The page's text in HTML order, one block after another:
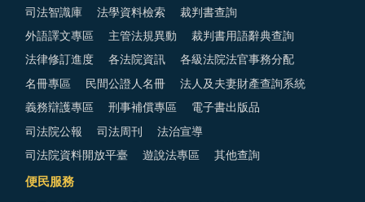
司法智識庫 法學資料檢索 裁判書查詢
外語譯文專區 主管法規異動 裁判書用語辭典查詢
法律修訂進度 各法院資訊 各級法院法官事務分配
名冊專區 民間公證人名冊 法人及夫妻財產查詢系統
義務辯護專區 刑事補償專區 電子書出版品
司法院公報 司法周刊 法治宣導
司法院資料開放平臺 遊說法專區 其他查詢
便民服務